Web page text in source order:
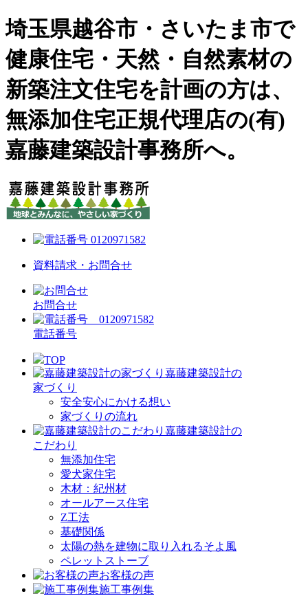
埼玉県越谷市・さいたま市で
健康住宅・天然・自然素材の
新築注文住宅を計画の方は、
無添加住宅正規代理店の(有)
嘉藤建築設計事務所へ。
資料請求・お問合せ
お問合せ
電話番号
TOP
嘉藤建築設計の
家づくり
安全安心にかける想い
家づくりの流れ
嘉藤建築設計の
こだわり
無添加住宅
愛犬家住宅
木材：紀州材
オールアース住宅
Z工法
基礎関係
太陽の熱を建物に取り入れるそよ風
ペレットストーブ
お客様の声
施工事例集